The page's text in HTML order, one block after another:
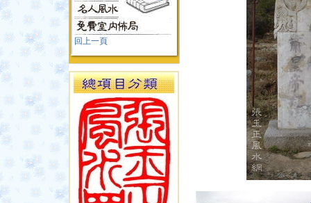
回上一頁